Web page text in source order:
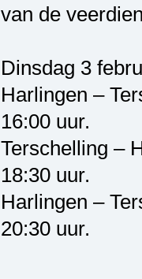
van de
Dinsdag 3
Harlingen –
16:00 uur.
Terschelling
18:30 uur.
Harlingen –
20:30 uur.